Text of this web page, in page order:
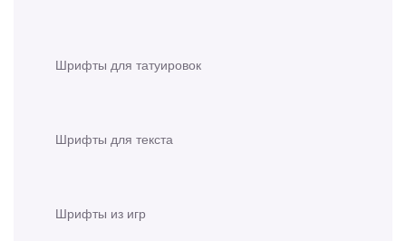
Шрифты для татуировок
Шрифты для текста
Шрифты из игр